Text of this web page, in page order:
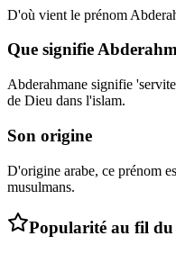
D'où vient le prénom
Que signifie
Abderahmane signifie
de Dieu dans l'islam.
Son origine
D'origine arabe, ce prénom
musulmans.
Popularité au fil du